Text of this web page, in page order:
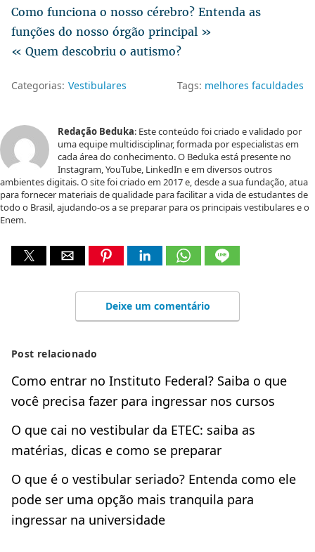
Como funciona o nosso cérebro? Entenda as
funções do nosso órgão principal »
« Quem descobriu o autismo?
Categorias: Vestibulares Tags: melhores faculdades
Redação Beduka: Este conteúdo foi criado e validado por
uma equipe multidisciplinar, formada por especialistas em
cada área do conhecimento. O Beduka está presente no
Instagram, YouTube, LinkedIn e em diversos outros
ambientes digitais. O site foi criado em 2017 e, desde a sua fundação, atua
para fornecer materiais de qualidade para facilitar a vida de estudantes de
todo o Brasil, ajudando-os a se preparar para os principais vestibulares e o
Enem.
Deixe um comentário
Post relacionado
Como entrar no Instituto Federal? Saiba o que
você precisa fazer para ingressar nos cursos
O que cai no vestibular da ETEC: saiba as
matérias, dicas e como se preparar
O que é o vestibular seriado? Entenda como ele
pode ser uma opção mais tranquila para
ingressar na universidade